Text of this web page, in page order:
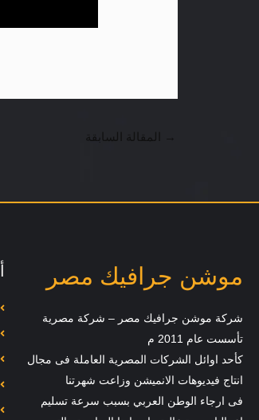
→ المقالة السابقة
موشن جرافيك مصر
شركة موشن جرافيك مصر – شركة مصرية
تأسست عام 2011 م
كأحد اوائل الشركات المصرية العاملة فى مجال
انتاج فيديوهات الانميشن وزاعت شهرتنا
فى ارجاء الوطن العربي بسبب سرعة تسليم